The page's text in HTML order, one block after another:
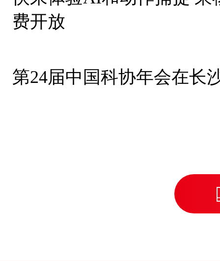
费开放
第24届中国科协年会在长